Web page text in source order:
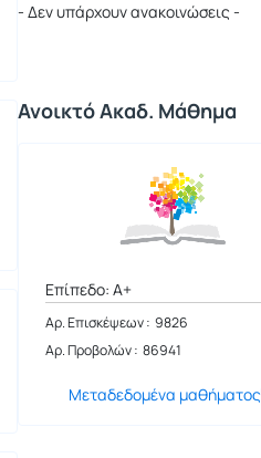
- Δεν υπάρχουν ανακοινώσεις -
Ανοικτό Ακαδ. Μάθημα
Επίπεδο: A+
Αρ. Επισκέψεων : 9826
Αρ. Προβολών : 86941
Μεταδεδομένα μαθήματος